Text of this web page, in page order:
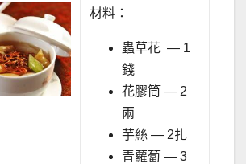
材料：
蟲草花 — 1
錢
花膠筒 — 2
兩
芋絲 — 2扎
青蘿蔔 — 3